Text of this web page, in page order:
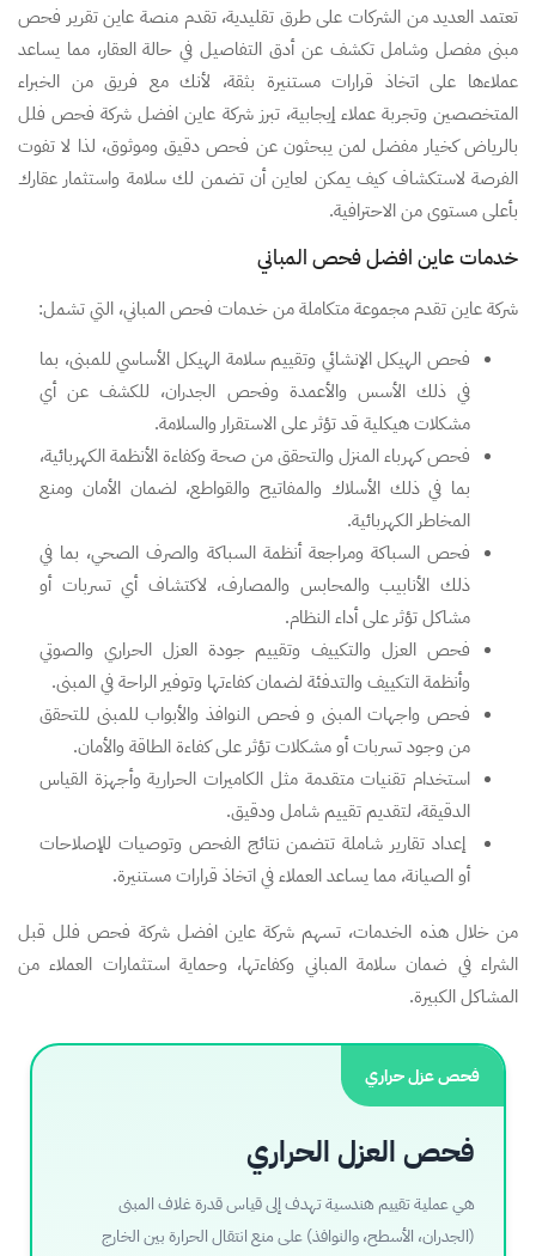
تعتمد العديد من الشركات على طرق تقليدية، تقدم منصة عاين تقرير فحص
مبنى مفصل وشامل تكشف عن أدق التفاصيل في حالة العقار، مما يساعد
عملاءها على اتخاذ قرارات مستنيرة بثقة، لأنك مع فريق من الخبراء
المتخصصين وتجربة عملاء إيجابية، تبرز شركة عاين افضل شركة فحص فلل
بالرياض كخيار مفضل لمن يبحثون عن فحص دقيق وموثوق، لذا لا تفوت
الفرصة لاستكشاف كيف يمكن لعاين أن تضمن لك سلامة واستثمار عقارك
بأعلى مستوى من الاحترافية.
خدمات عاين افضل فحص المباني
شركة عاين تقدم مجموعة متكاملة من خدمات فحص المباني، التي تشمل:
فحص الهيكل الإنشائي وتقييم سلامة الهيكل الأساسي للمبنى، بما
في ذلك الأسس والأعمدة وفحص الجدران، للكشف عن أي
مشكلات هيكلية قد تؤثر على الاستقرار والسلامة.
فحص كهرباء المنزل والتحقق من صحة وكفاءة الأنظمة الكهربائية،
بما في ذلك الأسلاك والمفاتيح والقواطع، لضمان الأمان ومنع
المخاطر الكهربائية.
فحص السباكة ومراجعة أنظمة السباكة والصرف الصحي، بما في
ذلك الأنابيب والمحابس والمصارف، لاكتشاف أي تسربات أو
مشاكل تؤثر على أداء النظام.
فحص العزل والتكييف وتقييم جودة العزل الحراري والصوتي
وأنظمة التكييف والتدفئة لضمان كفاءتها وتوفير الراحة في المبنى.
فحص واجهات المبنى و فحص النوافذ والأبواب للمبنى للتحقق
من وجود تسربات أو مشكلات تؤثر على كفاءة الطاقة والأمان.
استخدام تقنيات متقدمة مثل الكاميرات الحرارية وأجهزة القياس
الدقيقة، لتقديم تقييم شامل ودقيق.
إعداد تقارير شاملة تتضمن نتائج الفحص وتوصيات للإصلاحات
أو الصيانة، مما يساعد العملاء في اتخاذ قرارات مستنيرة.
من خلال هذه الخدمات، تسهم شركة عاين افضل شركة فحص فلل قبل
الشراء في ضمان سلامة المباني وكفاءتها، وحماية استثمارات العملاء من
المشاكل الكبيرة.
فحص عزل حراري
فحص العزل الحراري
هي عملية تقييم هندسية تهدف إلى قياس قدرة غلاف المبنى
(الجدران، الأسطح، والنوافذ) على منع انتقال الحرارة بين الخارج